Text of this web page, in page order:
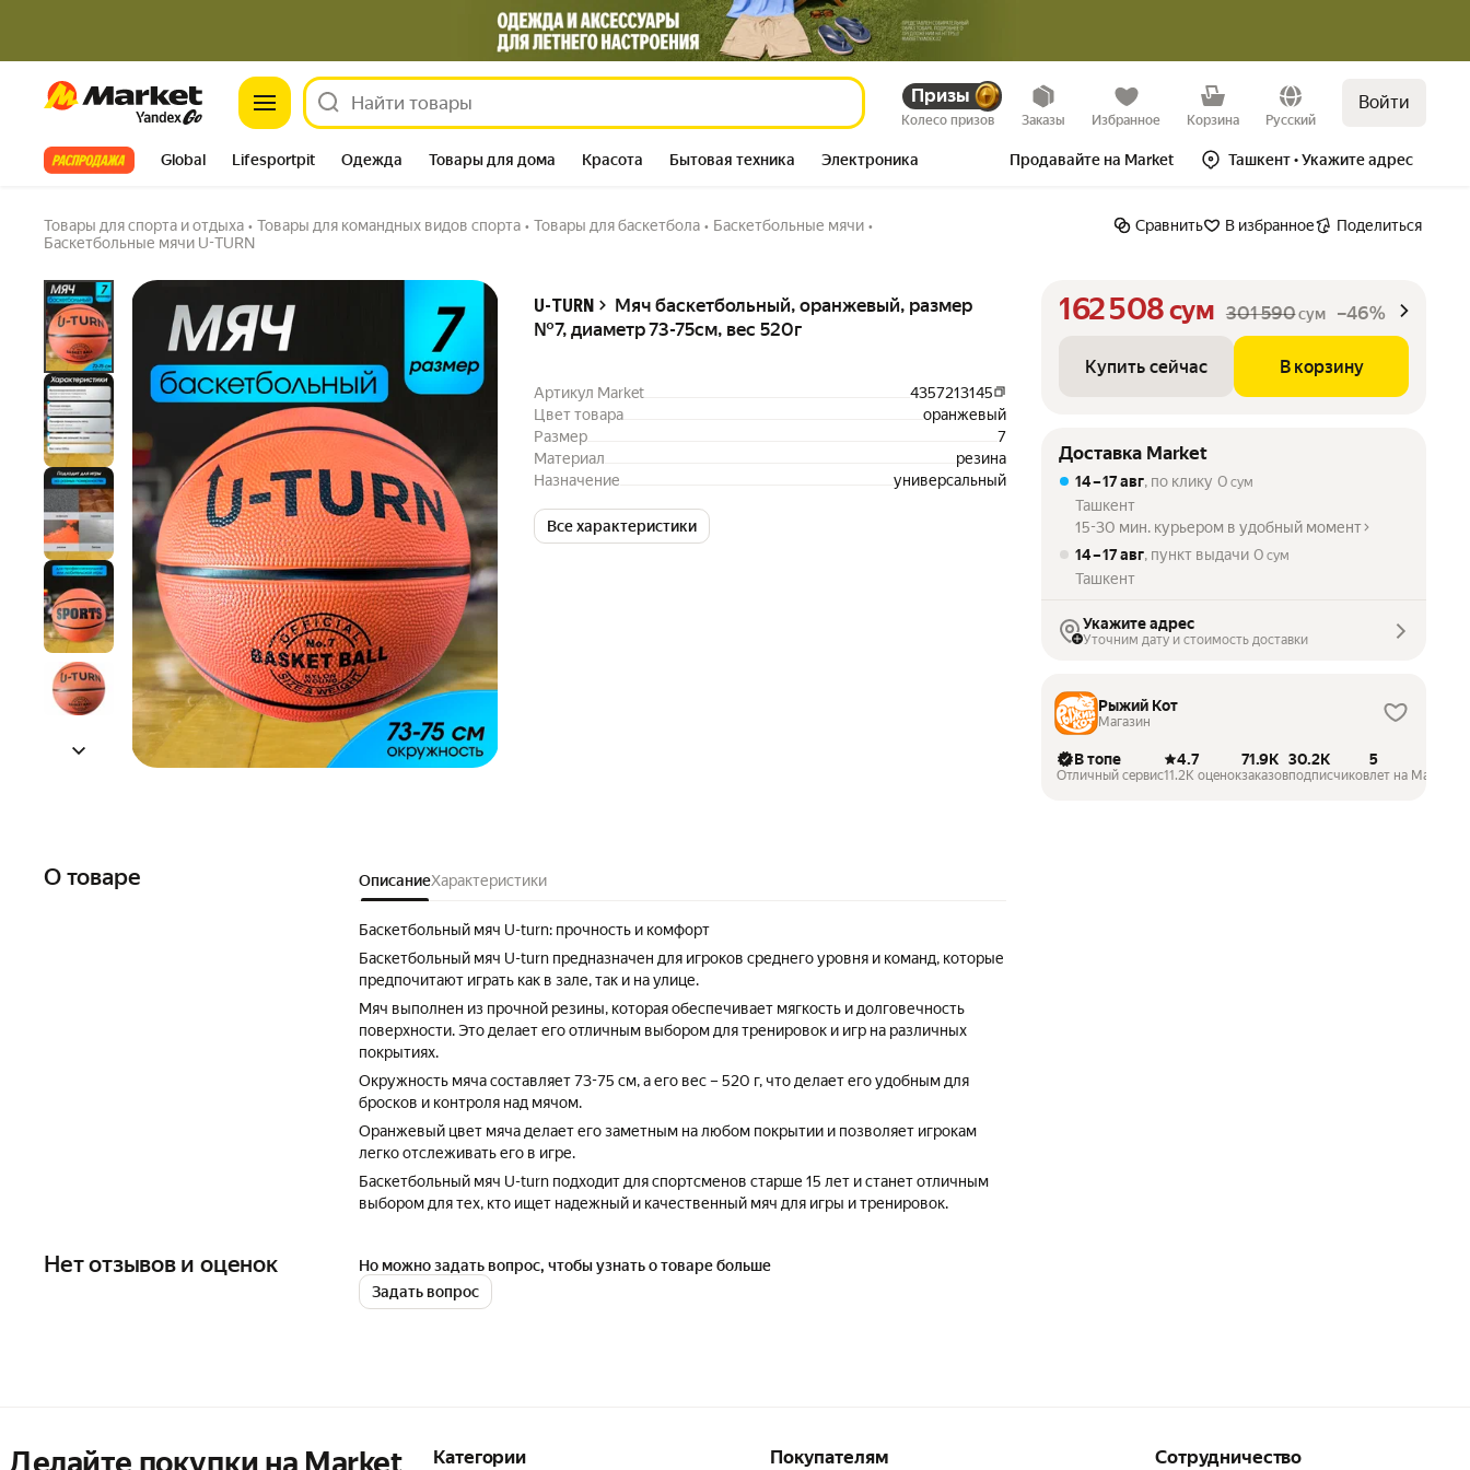
Market Призы
Колесо призов Заказы Избранное Корзина Русский
Войти
Все хиты Global Lifesportpit Одежда Товары для дома Красота Бытовая техника Электроника Продавайте на Market Ташкент• Укажите адрес
Товары для спорта и отдыха • Товары для командных видов спорта • Товары для баскетбола • Баскетбольные мячи •
Баскетбольные мячи U-TURN
Сравнить В избранное Поделиться
U-TURN
Мяч баскетбольный, оранжевый, размер
№7, диаметр 73-75см, вес 520г
Артикул Market
4357213145
Цвет товара
оранжевый
Размер
7
Материал
резина
Назначение
универсальный
Все характеристики
162 508сум 301 590сум –46%
Купить сейчас В корзину
Мяч баскетбольный, оранжевый, размер №7, диаметр 73-75см,
вес 520г
301 590сум –46% Купить сейчас В корзину
Доставка Market
14 – 17 авг, по клику 0 сум
Ташкент
15-30 мин. курьером в удобный момент
14 – 17 авг, пункт выдачи 0 сум
Ташкент
Укажите адрес
Уточним дату и стоимость доставки
Рыжий Кот
Магазин
В топе
Отличный сервис
4.7
11.2K оценок
71.9K
заказов
30.2K
подписчиков
5
лет на Маркете
О товаре ОписаниеХарактеристики
Баскетбольный мяч U-turn: прочность и комфорт
Баскетбольный мяч U-turn предназначен для игроков среднего уровня и команд, которые
предпочитают играть как в зале, так и на улице.
Мяч выполнен из прочной резины, которая обеспечивает мягкость и долговечность
поверхности. Это делает его отличным выбором для тренировок и игр на различных
покрытиях.
Окружность мяча составляет 73-75 см, а его вес – 520 г, что делает его удобным для
бросков и контроля над мячом.
Оранжевый цвет мяча делает его заметным на любом покрытии и позволяет игрокам
легко отслеживать его в игре.
Баскетбольный мяч U-turn подходит для спортсменов старше 15 лет и станет отличным
выбором для тех, кто ищет надежный и качественный мяч для игры и тренировок.
Нет отзывов и оценок
Но можно задать вопрос, чтобы узнать о товаре больше
Задать вопрос
Категории Покупателям Сотрудничество